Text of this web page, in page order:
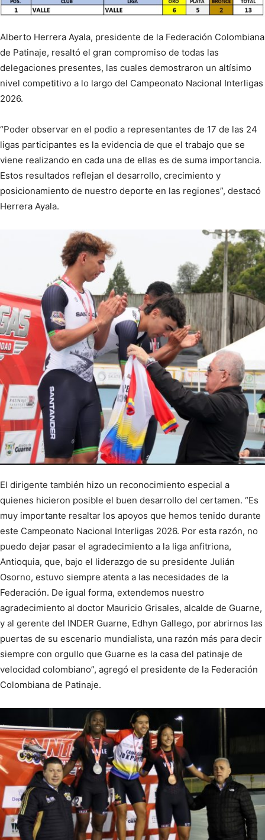
Alberto Herrera Ayala, presidente de la Federación Colombiana
de Patinaje, resaltó el gran compromiso de todas las
delegaciones presentes, las cuales demostraron un altísimo
nivel competitivo a lo largo del Campeonato Nacional Interligas
2026.
“Poder observar en el podio a representantes de 17 de las 24
ligas participantes es la evidencia de que el trabajo que se
viene realizando en cada una de ellas es de suma importancia.
Estos resultados reflejan el desarrollo, crecimiento y
posicionamiento de nuestro deporte en las regiones”, destacó
Herrera Ayala.
El dirigente también hizo un reconocimiento especial a
quienes hicieron posible el buen desarrollo del certamen. “Es
muy importante resaltar los apoyos que hemos tenido durante
este Campeonato Nacional Interligas 2026. Por esta razón, no
puedo dejar pasar el agradecimiento a la liga anfitriona,
Antioquia, que, bajo el liderazgo de su presidente Julián
Osorno, estuvo siempre atenta a las necesidades de la
Federación. De igual forma, extendemos nuestro
agradecimiento al doctor Mauricio Grisales, alcalde de Guarne,
y al gerente del INDER Guarne, Edhyn Gallego, por abrirnos las
puertas de su escenario mundialista, una razón más para decir
siempre con orgullo que Guarne es la casa del patinaje de
velocidad colombiano”, agregó el presidente de la Federación
Colombiana de Patinaje.